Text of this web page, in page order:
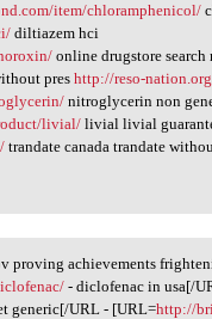
item/chloramphenicol/
diltiazem hci
online drugstore
preshttp://reso-
nitroglycerin non
livial/livial livial
trandate canada trandate
proving achievements
- diclofenac in usa[/
generic[/URL - [URL=http://